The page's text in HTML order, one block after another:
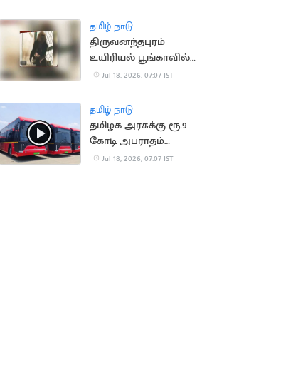
மீட்பு
தமிழ் நாடு
திருவனந்தபுரம்
உயிரியல் பூங்காவில்
நீலகிரி கருங்குரங்கு
Jul 18, 2026, 07:07 IST
தமிழ் நாடு
தமிழக அரசுக்கு ரூ.9
கோடி அபராதம்
செலுத்திய OHM
Jul 18, 2026, 07:07 IST